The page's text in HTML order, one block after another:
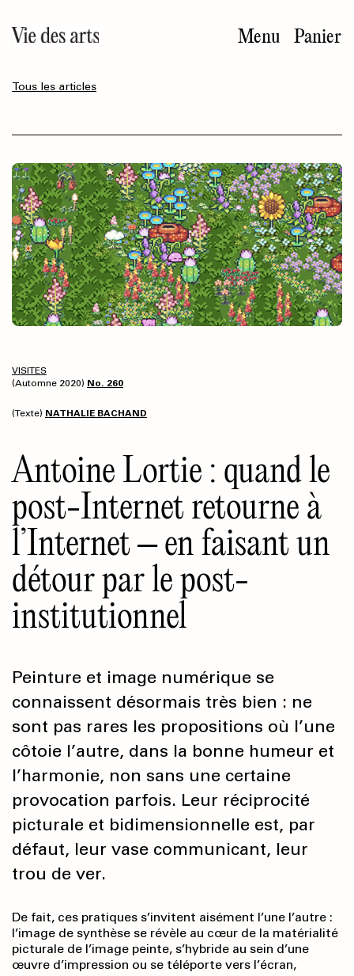
au
contenu
Menu Panier
Tous les articles
VISITES
(Automne 2020) No. 260
(Texte) NATHALIE BACHAND
Antoine Lortie : quand le
post-Internet retourne à
l’Internet – en faisant un
détour par le post-
institutionnel
Peinture et image numérique se
connaissent désormais très bien : ne
sont pas rares les propositions où l’une
côtoie l’autre, dans la bonne humeur et
l’harmonie, non sans une certaine
provocation parfois. Leur réciprocité
picturale et bidimensionnelle est, par
défaut, leur vase communicant, leur
trou de ver.
De fait, ces pratiques s’invitent aisément l’une l’autre :
l’image de synthèse se révèle au cœur de la matérialité
picturale de l’image peinte, s’hybride au sein d’une
œuvre d’impression ou se téléporte vers l’écran,